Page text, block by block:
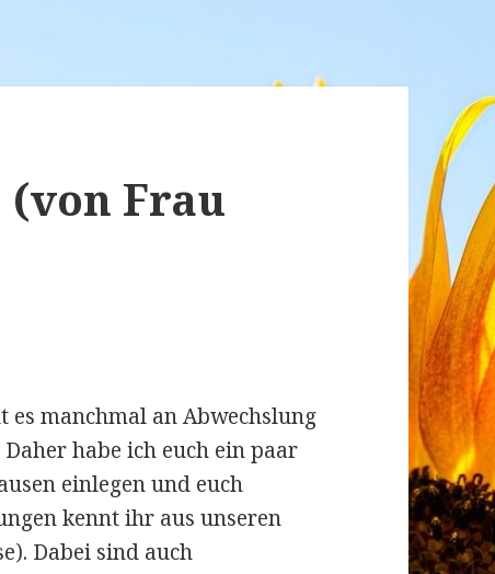
(von Frau
es manchmal an Abwechslung
habe ich euch ein paar
einlegen und euch
kennt ihr aus unseren
Dabei sind auch